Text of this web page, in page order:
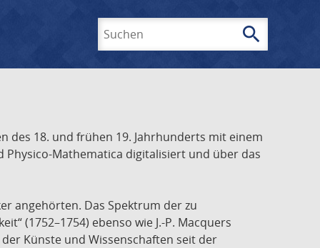
search
des 18. und frühen 19. Jahrhunderts mit einem
Physico-Mathematica digitalisiert und über das
angehörten. Das Spektrum der zu
(1752–1754) ebenso wie J.-P. Macquers
Künste und Wissenschaften seit der